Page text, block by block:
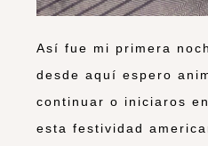
Así fue mi primera
desde aquí espero
continuar o iniciaros
esta festividad